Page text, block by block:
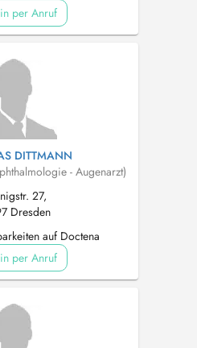
per Anruf
DITTMANN
- Augenarzt)
27,
Dresden
auf Doctena
per Anruf